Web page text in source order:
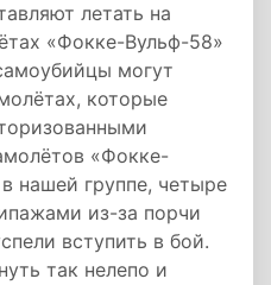
летать на
«Фокке-Вульф-58»
могут
которые
«Фокке-
нашей группе, четыре
из-за порчи
вступить в бой.
так нелепо и